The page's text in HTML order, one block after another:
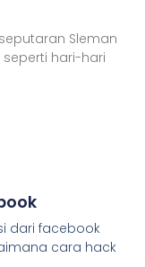
Sleman
hari-hari
dari facebook
cara hack